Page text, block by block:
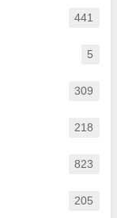
441
5
309
218
823
205